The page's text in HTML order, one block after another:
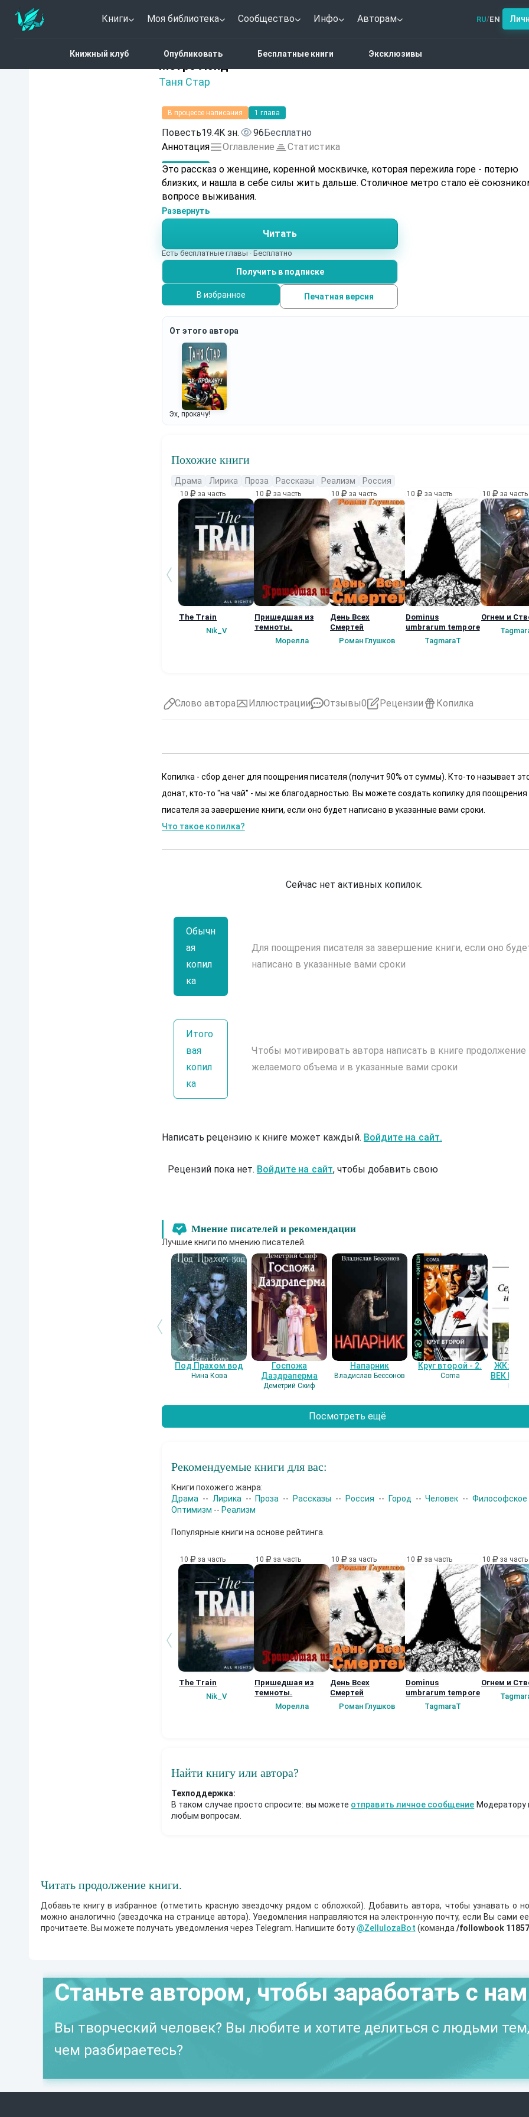
Книги Моя библиотека Сообщество Инфо Авторам RU/EN
Книжный клуб Опубликовать Бесплатные книги Эксклюзивы
Метро Лэнд
Таня Стар
Нет оценок
В процессе написания 1 глава
Повесть19.4K зн. 96Бесплатно
Аннотация
Оглавление
Статистика
Это рассказ о женщине, коренной москвичке, которая пережила горе - потерю
близких, и нашла в себе силы жить дальше. Столичное метро стало её
вопросе выживания.
Развернуть
Читать
Есть бесплатные главы · Бесплатно
Получить в подписке
В избранное Печатная версия
От этого автора
Эх, прокачу!
Похожие книги
Драма Лирика Проза Рассказы Реализм Россия
10 за часть
The Train
Nik_V
10 за часть
Пришедшая из
темноты.
Морелла
10 за часть
День Всех
Смертей
Роман Глушков
10 за часть
Dominus
umbrarum tempore
TagmaraT
10 за часть
Огнем и
Слово автора Иллюстрации Отзывы0 Рецензии Копилка
Копилка - сбор денег для поощрения писателя (получит 90% от суммы). Кто-то называет
донат, кто-то "на чай" - мы же благодарностью. Вы можете создать копилку для поощрения
писателя за завершение книги, если оно будет написано в указанные вами сроки.
Что такое копилка?
Сейчас нет активных копилок.
Обычн
ая
копил
ка
Для поощрения писателя за завершение книги, если оно
написано в указанные вами сроки
Итого
вая
копил
ка
Чтобы мотивировать автора написать в книге продолжение
желаемого объема и в указанные вами сроки
Написать рецензию к книге может каждый. Войдите на сайт.
Рецензий пока нет. Войдите на сайт, чтобы добавить свою
Мнение писателей и рекомендации
Лучшие книги по мнению писателей.
Под Прахом вод
Нина Кова
Госпожа
Даздраперма
Деметрий Скиф
Напарник
Владислав Бессонов
Круг второй - 2.
Coma
ЖК:
ВЕК
Гость-
Посмотреть ещё
Рекомендуемые книги для вас:
Книги похожего жанра:
Драма -- Лирика --Проза --Рассказы -- Россия -- Город --Человек --Философское
Оптимизм -- Реализм
Популярные книги на основе рейтинга.
10 за часть
The Train
Nik_V
10 за часть
Пришедшая из
темноты.
Морелла
10 за часть
День Всех
Смертей
Роман Глушков
10 за часть
Dominus
umbrarum tempore
TagmaraT
10 за часть
Огнем и
Найти книгу или автора?
Техподдержка:
В таком случае просто спросите: вы можете отправить личное сообщение Модератору
любым вопросам.
Читать продолжение книги.
Добавьте книгу в избранное (отметить красную звездочку рядом с обложкой). Добавить автора, чтобы узнавать о
можно аналогично (звездочка на странице автора). Уведомления направляются на электронную почту, если Вы сами
прочитаете. Вы можете получать уведомления через Telegram. Напишите боту @ZellulozaBot (команда /followbook 11857
Станьте автором, чтобы заработать с
Вы творческий человек? Вы любите и хотите делиться с людьми
чем разбираетесь?